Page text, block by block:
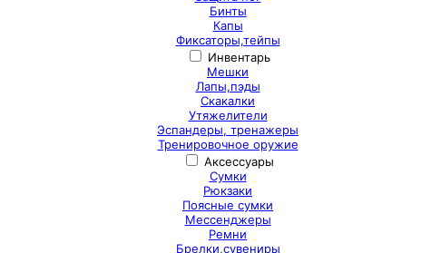
Бинты
Капы
Фиксаторы,тейпы
Инвентарь
Мешки
Лапы,пэды
Скакалки
Утяжелители
Эспандеры, тренажеры
Тренировочное оружие
Аксессуары
Сумки
Рюкзаки
Поясные сумки
Мессенджеры
Ремни
Брелки,сувениры